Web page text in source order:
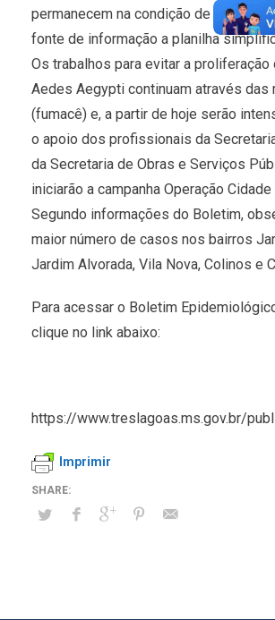
permanecem na condição de
fonte de informação a planilha
Os trabalhos para evitar a
Aedes Aegypti continuam através das
(fumacê) e, a partir de hoje serão
o apoio dos profissionais da
da Secretaria de Obras e Serviços
iniciarão a campanha Operação Cidade
Segundo informações do Boletim,
maior número de casos nos bairros
Jardim Alvorada, Vila Nova, Colinos e
Para acessar o Boletim
clique no link abaixo:
https://www.treslagoas.ms.gov.br/
Imprimir